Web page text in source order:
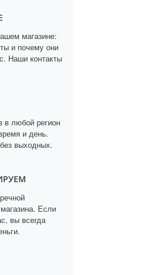
магазине:
и почему они
Наши контакты
в любой регион
и день.
выходных.
Если
вы всегда